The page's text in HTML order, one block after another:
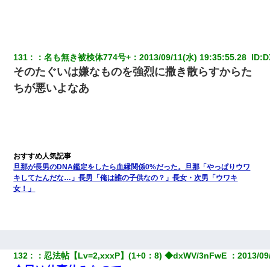
131 ：名も無き被検体774号+ ：2013/09/11(水) 19:35:55.28 ID:
そのたぐいは嫌なものを強烈に撒き散らすからた
ちが悪いよなあ
旦那が長男のDNA鑑定をしたら血縁関係0%だった。旦那「やっぱりウワ
キしてたんだな…」長男「俺は誰の子供なの？」長女・次男「ウワキ
女！」
132 ：忍法帖【Lv=2,xxxP】(1+0：8) ◆dxWV/3nFwE ：2013/